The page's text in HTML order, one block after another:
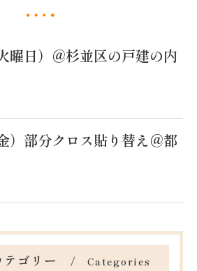
曜日）＠杉並区の戸建の内
）部分クロス貼り替え＠都
テゴリー Categories